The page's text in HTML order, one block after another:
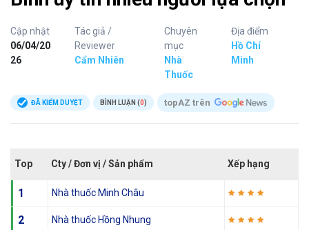
Cập nhật
06/04/20
26
Tác giả /
Reviewer
Cẩm Nhiên
Chuyên
mục
Nhà
Thuốc
Địa điểm
Hồ Chí
Minh
ĐÃ KIỂM DUYỆT BÌNH LUẬN (0) topAZ trên
Top Cty / Đơn vị / Sản phẩm Xếp hạng
1 Nhà thuốc Minh Châu
2 Nhà thuốc Hồng Nhung